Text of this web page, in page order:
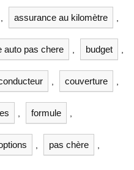
assurance au kilomètre
auto pas chere budget
couverture
formule
pas chère